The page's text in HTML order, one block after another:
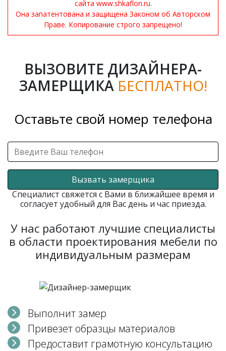
сайта www.shkaflon.ru.
Она запатентована и защищена Законом об Авторском
Праве. Копирование строго запрещено!
ВЫЗОВИТЕ ДИЗАЙНЕРА-
ЗАМЕРЩИКА БЕСПЛАТНО!
Оставьте свой номер телефона
Вызвать замерщика
Специалист свяжется с Вами в ближайшее время и
согласует удобный для Вас день и час приезда.
У нас работают лучшие специалисты
в области проектирования мебели по
индивидуальным размерам
Выполнит замер
Привезет образцы материалов
Предоставит грамотную консультацию